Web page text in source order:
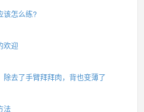
该怎么练?
欢迎
去了手臂拜拜肉，背也变薄了
法